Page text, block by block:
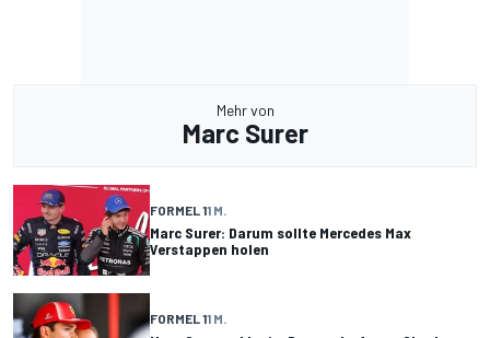
Mehr von
Marc Surer
FORMEL 11 M.
Marc Surer: Darum sollte Mercedes Max
Verstappen holen
FORMEL 11 M.